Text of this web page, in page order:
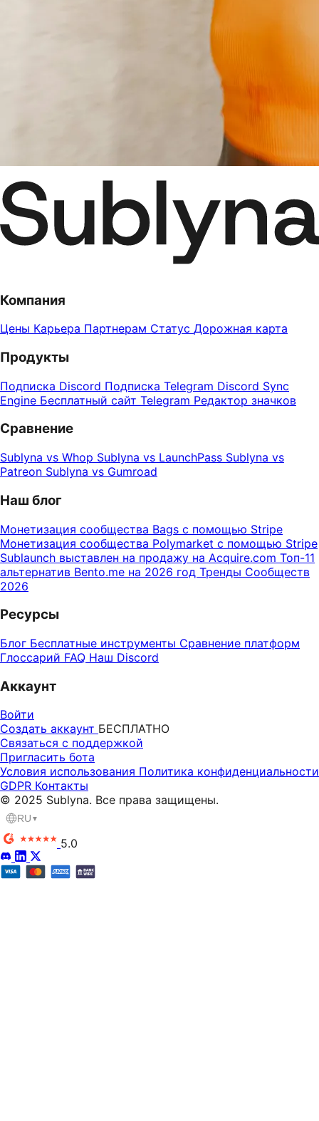
Компания
Цены Карьера Партнерам Статус Дорожная карта
Продукты
Подписка Discord Подписка Telegram Discord Sync
Engine Бесплатный сайт Telegram Редактор значков
Сравнение
Sublyna vs Whop Sublyna vs LaunchPass Sublyna vs
Patreon Sublyna vs Gumroad
Наш блог
Монетизация сообщества Bags с помощью Stripe
Монетизация сообщества Polymarket с помощью Stripe
Sublaunch выставлен на продажу на Acquire.com Топ-11
альтернатив Bento.me на 2026 год Тренды Сообществ
2026
Ресурсы
Блог Бесплатные инструменты Сравнение платформ
Глоссарий FAQ Наш Discord
Аккаунт
Войти
Создать аккаунт БЕСПЛАТНО
Связаться с поддержкой
Пригласить бота
Условия использования Политика конфиденциальности
GDPR Контакты
© 2025 Sublyna. Все права защищены.
RU ▼
5.0